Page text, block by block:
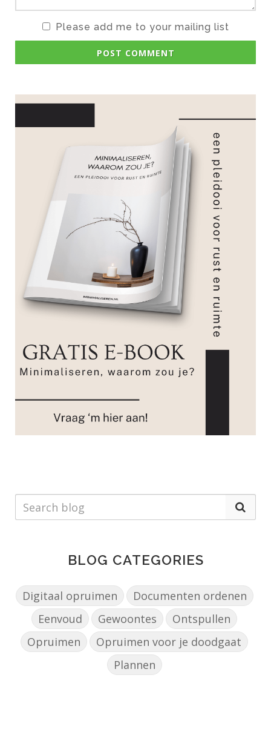
Please add me to your mailing list
POST COMMENT
BLOG CATEGORIES
Digitaal opruimen
Documenten ordenen
Eenvoud
Gewoontes
Ontspullen
Opruimen
Opruimen voor je doodgaat
Plannen